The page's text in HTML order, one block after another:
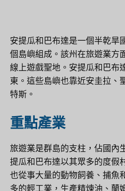
安提瓜和巴布達是一個半乾旱
個島嶼組成。該州在旅遊業方
線上遊戲聖地。安提瓜和巴布
東。這些島嶼也靠近安圭拉、
特斯。
重點產業
旅遊業是群島的支柱，佔國內
提瓜和巴布達以其眾多的度假
也從事大量的動物飼養、捕魚
多的輕工業，生產精煉油、蘭